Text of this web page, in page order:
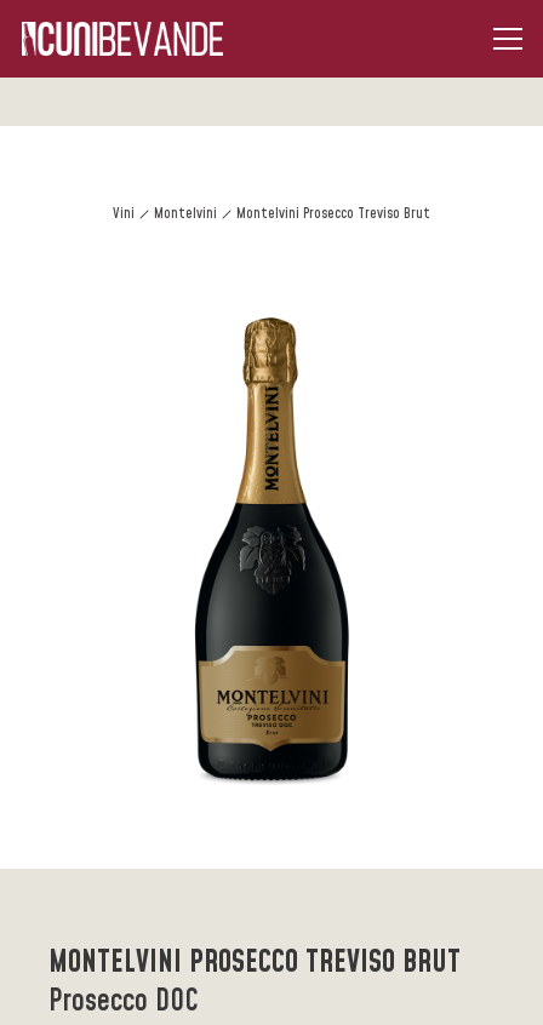
Vini Montelvini Montelvini Prosecco Treviso Brut
MONTELVINI PROSECCO TREVISO BRUT
Prosecco DOC